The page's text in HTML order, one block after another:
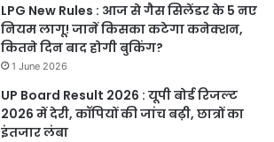
LPG New Rules : आज से गैस सिलेंडर के 5 नए
नियम लागू! जानें किसका कटेगा कनेक्शन,
कितने दिन बाद होगी बुकिंग?
1 June 2026
UP Board Result 2026 : यूपी बोर्ड रिजल्ट
2026 में देरी, कॉपियों की जांच बढ़ी, छात्रों का
इंतजार लंबा